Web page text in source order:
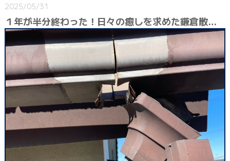
2025/05/31
１年が半分終わった！日々の癒しを求めた鎌倉散歩Day。